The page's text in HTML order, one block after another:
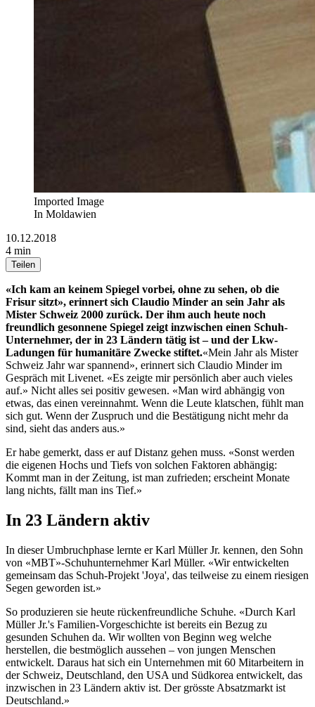
Imported Image
In Moldawien
10.12.2018
4 min
Teilen
«Ich kam an keinem Spiegel vorbei, ohne zu sehen, ob die
Frisur sitzt», erinnert sich Claudio Minder an sein Jahr als
Mister Schweiz 2000 zurück. Der ihm auch heute noch
freundlich gesonnene Spiegel zeigt inzwischen einen Schuh-
Unternehmer, der in 23 Ländern tätig ist – und der Lkw-
Ladungen für humanitäre Zwecke stiftet.«Mein Jahr als Mister
Schweiz Jahr war spannend», erinnert sich Claudio Minder im
Gespräch mit Livenet. «Es zeigte mir persönlich aber auch vieles
auf.» Nicht alles sei positiv gewesen. «Man wird abhängig von
etwas, das einen vereinnahmt. Wenn die Leute klatschen, fühlt man
sich gut. Wenn der Zuspruch und die Bestätigung nicht mehr da
sind, sieht das anders aus.»
Er habe gemerkt, dass er auf Distanz gehen muss. «Sonst werden
die eigenen Hochs und Tiefs von solchen Faktoren abhängig:
Kommt man in der Zeitung, ist man zufrieden; erscheint Monate
lang nichts, fällt man ins Tief.»
In 23 Ländern aktiv
In dieser Umbruchphase lernte er Karl Müller Jr. kennen, den Sohn
von «MBT»-Schuhunternehmer Karl Müller. «Wir entwickelten
gemeinsam das Schuh-Projekt 'Joya', das teilweise zu einem riesigen
Segen geworden ist.»
So produzieren sie heute rückenfreundliche Schuhe. «Durch Karl
Müller Jr.'s Familien-Vorgeschichte ist bereits ein Bezug zu
gesunden Schuhen da. Wir wollten von Beginn weg welche
herstellen, die bestmöglich aussehen – von jungen Menschen
entwickelt. Daraus hat sich ein Unternehmen mit 60 Mitarbeitern in
der Schweiz, Deutschland, den USA und Südkorea entwickelt, das
inzwischen in 23 Ländern aktiv ist. Der grösste Absatzmarkt ist
Deutschland.»